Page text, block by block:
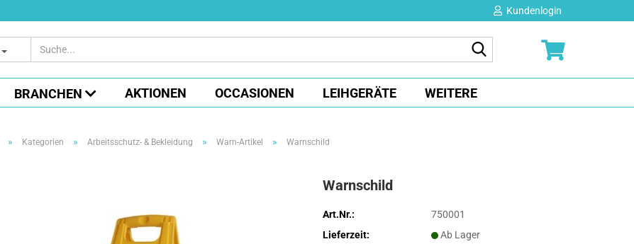
Kundenlogin
E-Mail
Passwort vergessen?
BRANCHEN AKTIONEN OCCASIONEN LEIHGERÄTE WEITERE
» Kategorien » Arbeitsschutz- & Bekleidung » Warn-Artikel » Warnschild
Warnschild
Art.Nr.:
750001
Lieferzeit:
Ab Lager